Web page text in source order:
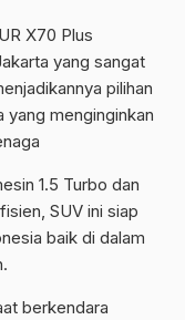
X70 Plus
yang sangat
pilihan
menginginkan
1.5 Turbo dan
SUV ini siap
baik di dalam
berkendara